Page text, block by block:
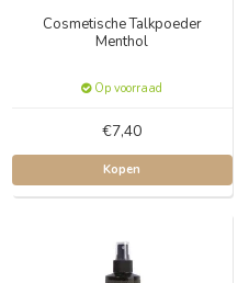
Cosmetische Talkpoeder
Menthol
Op voorraad
€7,40
Kopen